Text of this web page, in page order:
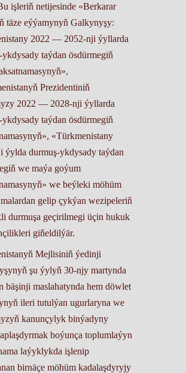
işleriň netijesinde «Berkarar
täze eýýamynyň Galkynyşy:
2022 — 2052-nji ýyllarda
ykdysady taýdan ösdürmegiň
Prezidentiniň
2022 — 2028-nji ýyllarda
ykdysady taýdan ösdürmegiň
«Türkmenistany
ýylda durmuş-ykdysady taýdan
we maýa goýum
we beýleki möhüm
gelip çykýan wezipeleriň
durmuşa geçirilmegi üçin hukuk
giňeldilýär.
Mejlisiniň ýedinji
şu ýylyň 30-njy martynda
bäşinji maslahatynda hem döwlet
ileri tutulýan ugurlaryna we
kanunçylyk binýadyny
boýunça toplumlaýyn
laýyklykda işlenip
birnäçe möhüm kadalaşdyryjy